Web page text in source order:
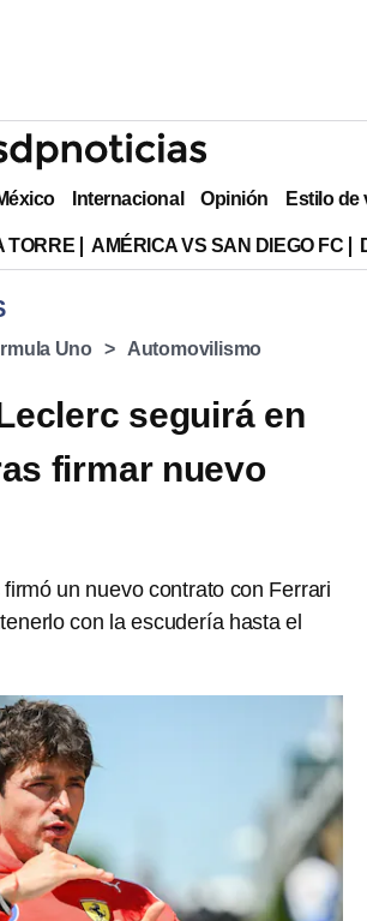
Internacional Opinión Estilo de
TORRE AMÉRICA VS SAN DIEGO FC
Uno Automovilismo
seguirá en
firmar nuevo
un nuevo contrato con Ferrari
con la escudería hasta el